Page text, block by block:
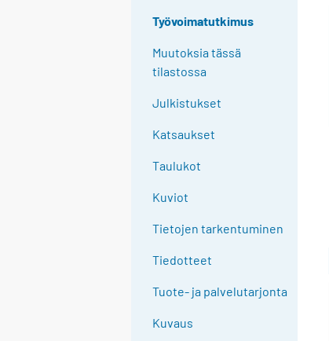
Työvoimatutkimus
Muutoksia tässä
tilastossa
Julkistukset
Katsaukset
Taulukot
Kuviot
Tietojen tarkentuminen
Tiedotteet
Tuote- ja palvelutarjonta
Kuvaus